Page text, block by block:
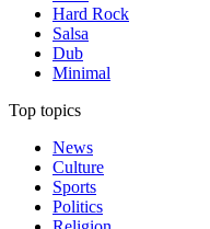
Hard Rock
Salsa
Dub
Minimal
Top topics
News
Culture
Sports
Politics